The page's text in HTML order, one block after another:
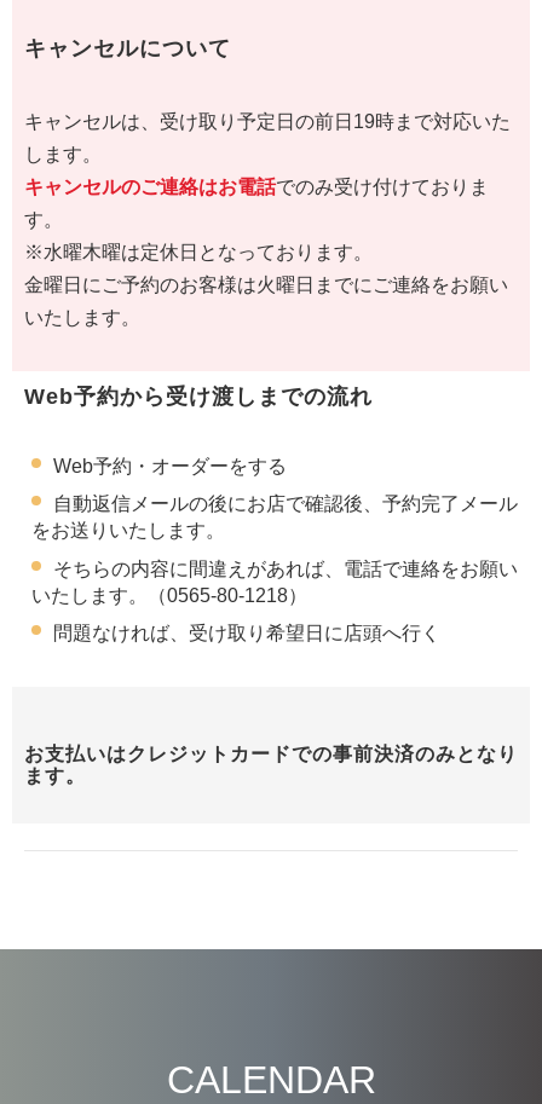
キャンセルについて
キャンセルは、受け取り予定日の前日19時まで対応いた
します。
キャンセルのご連絡はお電話でのみ受け付けておりま
す。
※水曜木曜は定休日となっております。
金曜日にご予約のお客様は火曜日までにご連絡をお願い
いたします。
Web予約から受け渡しまでの流れ
Web予約・オーダーをする
自動返信メールの後にお店で確認後、予約完了メール
をお送りいたします。
そちらの内容に間違えがあれば、電話で連絡をお願い
いたします。（0565-80-1218）
問題なければ、受け取り希望日に店頭へ行く
お支払いはクレジットカードでの事前決済のみとなり
ます。
CALENDAR